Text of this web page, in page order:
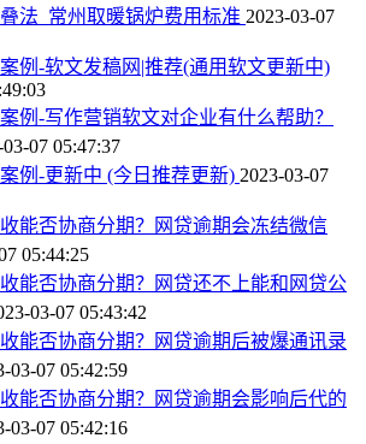
法_常州取暖锅炉费用标准 2023-03-07
例-软文发稿网|推荐(通用软文更新中)
例-写作营销软文对企业有什么帮助？
03-07 05:47:37
例-更新中 (今日推荐更新) 2023-03-07
能否协商分期？网贷逾期会冻结微信
05:44:25
能否协商分期？网贷还不上能和网贷公
03-07 05:43:42
能否协商分期？网贷逾期后被爆通讯录
03-07 05:42:59
能否协商分期？网贷逾期会影响后代的
03-07 05:42:16